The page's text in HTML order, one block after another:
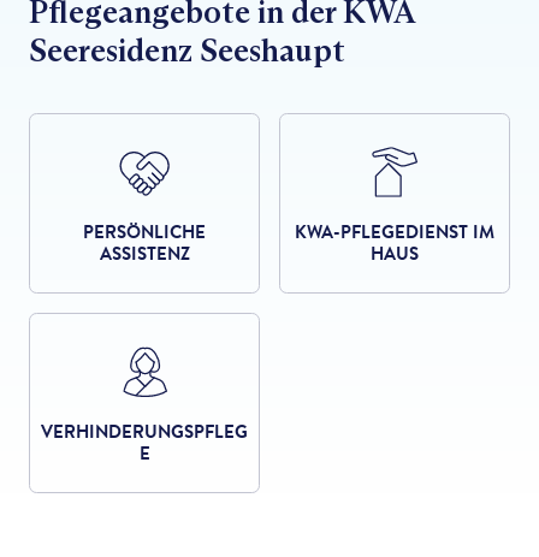
Pflegeangebote in der KWA
Seeresidenz Seeshaupt
PERSÖNLICHE
ASSISTENZ
KWA-PFLEGEDIENST IM
HAUS
VERHINDERUNGSPFLEG
E